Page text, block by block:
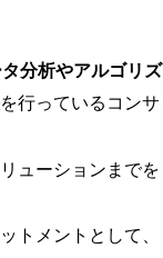
分析やアルゴリズ
を行っているコンサ
ューションまでを
トメントとして、